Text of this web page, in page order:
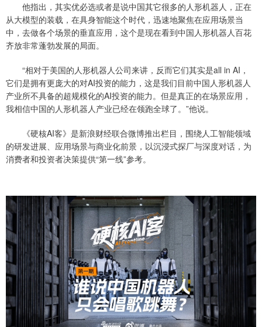
他指出，其实优必选或者是说中国其它很多的人形机器人，正在
从大模型的装载，在具身智能这个时代，迅速地聚焦在应用场景当
中，去做各个场景的垂直应用，这个是现在看到中国人形机器人百花
齐放非常蓬勃发展的局面。
“相对于美国的人形机器人公司来讲，反而它们其实是all in AI，
它们是拥有更庞大的对AI投资的能力，这是我们目前中国人形机器人
产业所不具备的超规模化的AI投资的能力。但是真正的在场景应用，
我相信中国的人形机器人产业已经在领跑全球了。”他说。
《硬核AI客》是新浪财经联合微博推出栏目，围绕人工智能领域
的研发进展、应用场景与商业化前景，以沉浸式探厂与深度对话，为
消费者和投资者决策提供“第一线”参考。